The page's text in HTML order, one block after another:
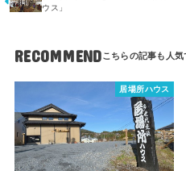
ウス」
RECOMMEND
居場所ハウス